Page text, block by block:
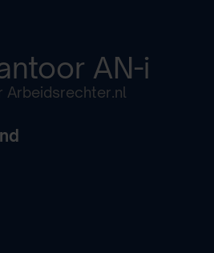
AN-i
Arbeidsrechter.nl